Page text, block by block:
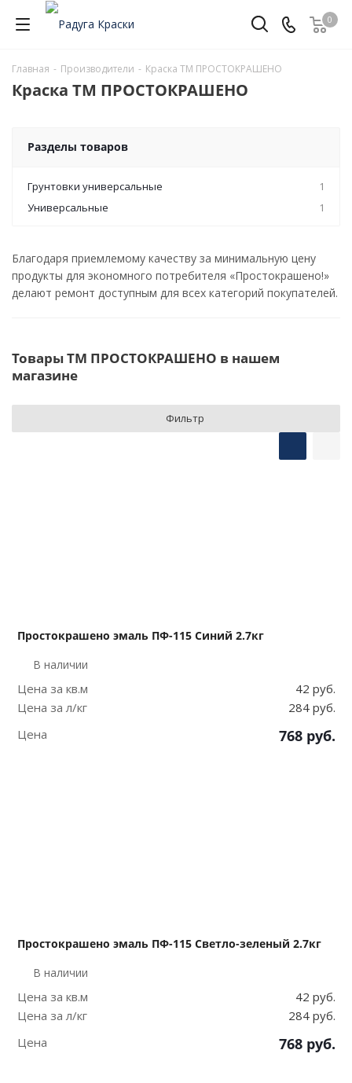
0
Главная - Производители - Краска ТМ ПРОСТОКРАШЕНО
Краска ТМ ПРОСТОКРАШЕНО
Разделы товаров
Грунтовки универсальные
1
Универсальные
1
Благодаря приемлемому качеству за минимальную цену
продукты для экономного потребителя «Простокрашено!»
делают ремонт доступным для всех категорий покупателей.
Товары ТМ ПРОСТОКРАШЕНО в нашем
магазине
Фильтр
Простокрашено эмаль ПФ-115 Синий 2.7кг
В наличии
Цена за кв.м
42 руб.
Цена за л/кг
284 руб.
Цена
768 руб.
Простокрашено эмаль ПФ-115 Светло-зеленый 2.7кг
В наличии
Цена за кв.м
42 руб.
Цена за л/кг
284 руб.
Цена
768 руб.